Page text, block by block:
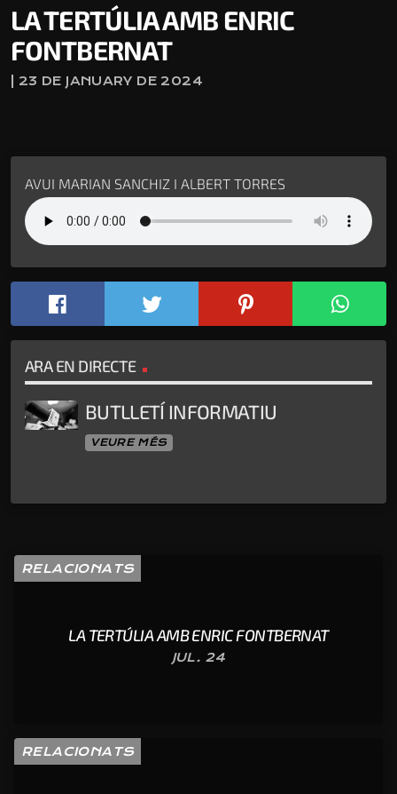
LA TERTÚLIA AMB ENRIC
FONTBERNAT
| 23 DE JANUARY DE 2024
AVUI MARIAN SANCHIZ I ALBERT TORRES
ARA EN DIRECTE
BUTLLETÍ INFORMATIU
VEURE MÉS
RELACIONATS
LA TERTÚLIA AMB ENRIC FONTBERNAT
JUL. 24
RELACIONATS